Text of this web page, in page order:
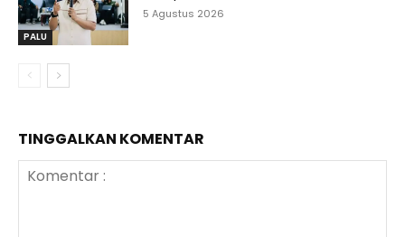
PALU
5 Agustus 2026
TINGGALKAN KOMENTAR